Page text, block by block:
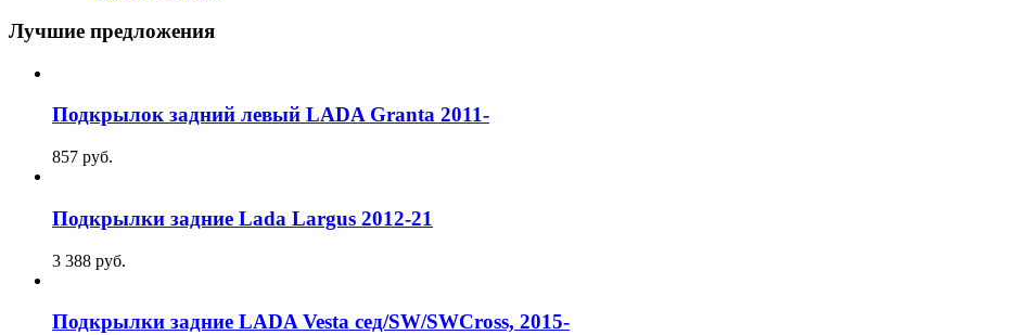
Лучшие предложения
Подкрылок задний левый LADA Granta 2011-
857 руб.
Подкрылки задние Lada Largus 2012-21
3 388 руб.
Подкрылки задние LADA Vesta сед/SW/SWCross, 2015-